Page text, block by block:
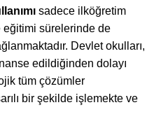
sadece ilköğretim
sürelerinde de
Devlet okulları,
edildiğinden dolayı
tüm çözümler
bir şekilde işlemekte ve